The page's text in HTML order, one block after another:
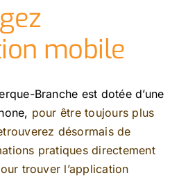
mobile
Branche est dotée d’une
pour être toujours plus
désormais de
pratiques directement
trouver l’application